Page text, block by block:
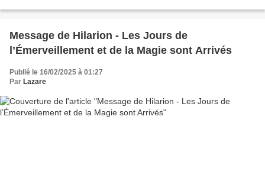
Message de Hilarion - Les Jours de
l’Émerveillement et de la Magie sont Arrivés
Publié le 16/02/2025 à 01:27
Par Lazare